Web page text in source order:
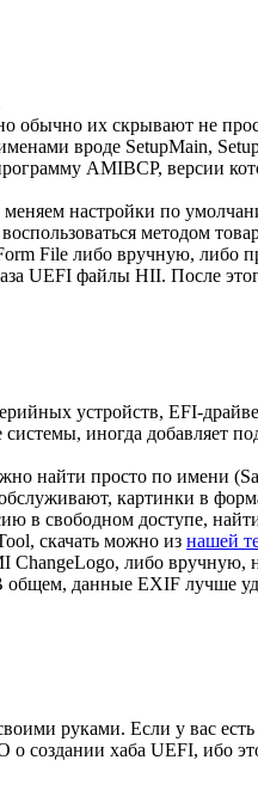
обычно их скрывают не
вроде SetupMain,
AMIBCP, версии
настройки по
методом
File либо вручную, либо
UEFI файлы HII. После
устройств, EFI-
иногда
найти просто по имени
картинки в
в свободном доступе,
скачать можно из нашей
либо вручную,
данные EXIF лучше
руками. Если у вас
хаба UEFI, ибо